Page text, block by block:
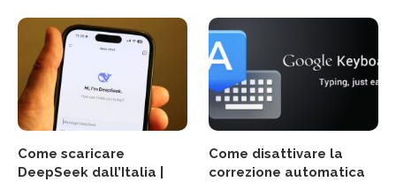
Come scaricare
DeepSeek dall’Italia |
Come disattivare la
correzione automatica